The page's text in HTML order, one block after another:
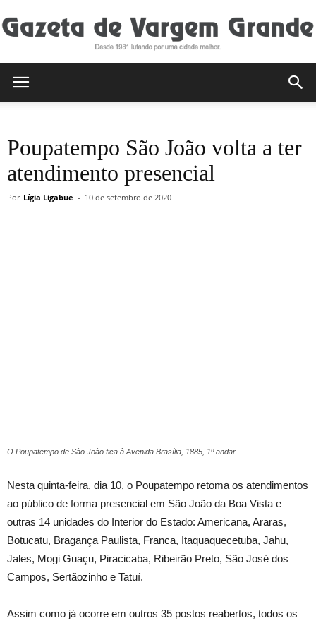
de
Poupatempo São João volta a ter
atendimento presencial
Por Lígia Ligabue - 10 de setembro de 2020
O Poupatempo de São João fica à Avenida Brasília, 1885, 1º andar
Nesta quinta-feira, dia 10, o Poupatempo retoma os atendimentos
ao público de forma presencial em São João da Boa Vista e
outras 14 unidades do Interior do Estado: Americana, Araras,
Botucatu, Bragança Paulista, Franca, Itaquaquecetuba, Jahu,
Jales, Mogi Guaçu, Piracicaba, Ribeirão Preto, São José dos
Campos, Sertãozinho e Tatuí.
Assim como já ocorre em outros 35 postos reabertos, todos os